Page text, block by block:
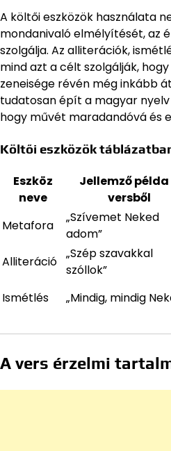
A költői eszközök használata
mondanivaló elmélyítését, az
szolgálja. Az alliterációk,
mind azt a célt szolgálják,
zeneisége révén még inkább
tudatosan épít a magyar
hogy művét maradandóvá és
Költői eszközök
Eszköz
neve
Jellemző példa
versből
Metafora
„Szívemet Neked
adom”
Alliteráció
„Szép szavakkal
szóllok”
Ismétlés „Mindig, mindig
A vers érzelmi